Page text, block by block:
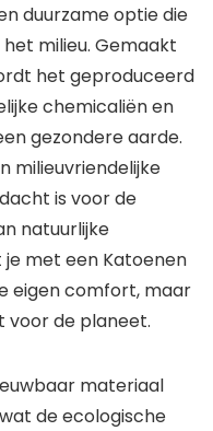
duurzame optie die
milieu. Gemaakt
het geproduceerd
chemicaliën en
gezondere aarde.
milieuvriendelijke
is voor de
natuurlijke
met een Katoenen
eigen comfort, maar
voor de planeet.
materiaal
de ecologische